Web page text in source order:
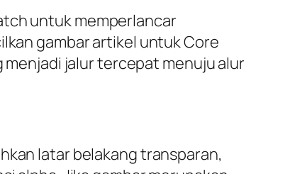
untuk memperlancar
gambar artikel untuk Core
menjadi jalur tercepat menuju alur
latar belakang transparan,